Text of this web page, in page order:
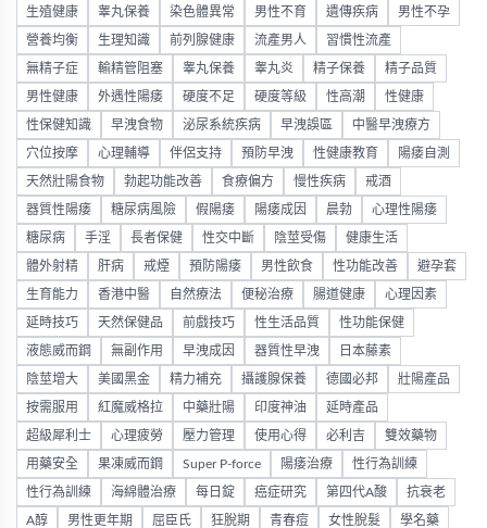
生殖健康 睾丸保養 染色體異常 男性不育 遺傳疾病 男性不孕
營養均衡 生理知識 前列腺健康 流產男人 習慣性流產
無精子症 輸精管阻塞 睾丸保養 睾丸炎 精子保養 精子品質
男性健康 外遇性陽痿 硬度不足 硬度等級 性高潮 性健康
性保健知識 早洩食物 泌尿系統疾病 早洩誤區 中醫早洩療方
穴位按摩 心理輔導 伴侶支持 預防早洩 性健康教育 陽痿自測
天然壯陽食物 勃起功能改善 食療偏方 慢性疾病 戒酒
器質性陽痿 糖尿病風險 假陽痿 陽痿成因 晨勃 心理性陽痿
糖尿病 手淫 長者保健 性交中斷 陰莖受傷 健康生活
體外射精 肝病 戒煙 預防陽痿 男性飲食 性功能改善 避孕套
生育能力 香港中醫 自然療法 便秘治療 腸道健康 心理因素
延時技巧 天然保健品 前戲技巧 性生活品質 性功能保健
液態威而鋼 無副作用 早洩成因 器質性早洩 日本藤素
陰莖增大 美國黑金 精力補充 攝護腺保養 德國必邦 壯陽產品
按需服用 紅魔威格拉 中藥壯陽 印度神油 延時產品
超級犀利士 心理疲勞 壓力管理 使用心得 必利吉 雙效藥物
用藥安全 果凍威而鋼 Super P-force 陽痿治療 性行為訓練
性行為訓練 海綿體治療 每日錠 癌症研究 第四代A酸 抗衰老
A醇 男性更年期 屈臣氏 狂脫期 青春痘 女性脫髮 學名藥